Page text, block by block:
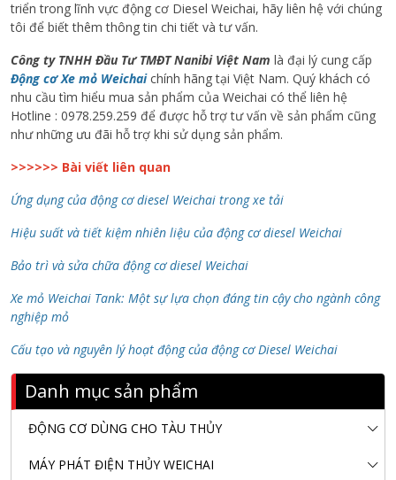
Danh mục sản phẩm
ĐỘNG CƠ DÙNG CHO TÀU THỦY
MÁY PHÁT ĐIỆN THỦY WEICHAI
triển trong lĩnh vực động cơ Diesel Weichai, hãy liên hệ với chúng
tôi để biết thêm thông tin chi tiết và tư vấn.
Công ty TNHH Đầu Tư TMĐT Nanibi Việt Nam là đại lý cung cấp
Động cơ Xe mỏ Weichai chính hãng tại Việt Nam. Quý khách có
nhu cầu tìm hiểu mua sản phẩm của Weichai có thể liên hệ
Hotline : 0978.259.259 để được hỗ trợ tư vấn về sản phẩm cũng
như những ưu đãi hỗ trợ khi sử dụng sản phẩm.
>>>>>> Bài viết liên quan
Ứng dụng của động cơ diesel Weichai trong xe tải
Hiệu suất và tiết kiệm nhiên liệu của động cơ diesel Weichai
Bảo trì và sửa chữa động cơ diesel Weichai
Xe mỏ Weichai Tank: Một sự lựa chọn đáng tin cậy cho ngành công
nghiệp mỏ
Cấu tạo và nguyên lý hoạt động của động cơ Diesel Weichai